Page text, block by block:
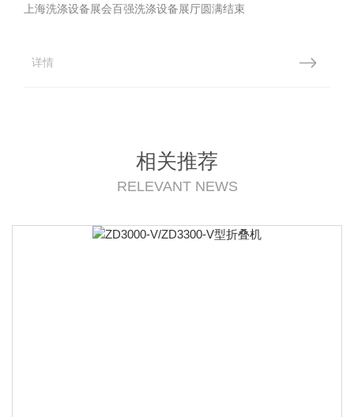
上海洗涤设备展会百强洗涤设备展厅圆满结束
详情
相关推荐
RELEVANT NEWS